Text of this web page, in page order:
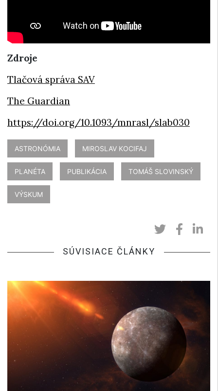
Zdroje
Tlačová správa SAV
The Guardian
https://doi.org/10.1093/mnrasl/slab030
ASTRONÓMIA MIROSLAV KOCIFAJ
PLANÉTA PUBLIKÁCIA TOMÁŠ SLOVINSKÝ
VÝSKUM
SÚVISIACE ČLÁNKY